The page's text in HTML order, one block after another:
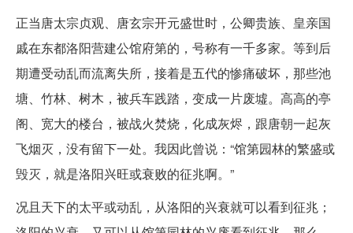
正当唐太宗贞观、唐玄宗开元盛世时，公卿贵族、皇亲国
戚在东都洛阳营建公馆府第的，号称有一千多家。等到后
期遭受动乱而流离失所，接着是五代的惨痛破坏，那些池
塘、竹林、树木，被兵车践踏，变成一片废墟。高高的亭
阁、宽大的楼台，被战火焚烧，化成灰烬，跟唐朝一起灰
飞烟灭，没有留下一处。我因此曾说：“馆第园林的繁盛或
毁灭，就是洛阳兴旺或衰败的征兆啊。”
况且天下的太平或动乱，从洛阳的兴衰就可以看到征兆；